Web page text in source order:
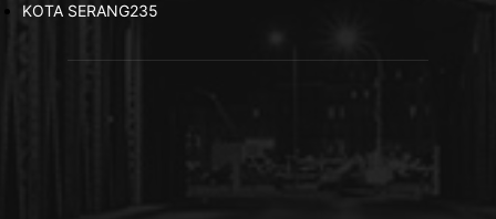
KOTA SERANG235